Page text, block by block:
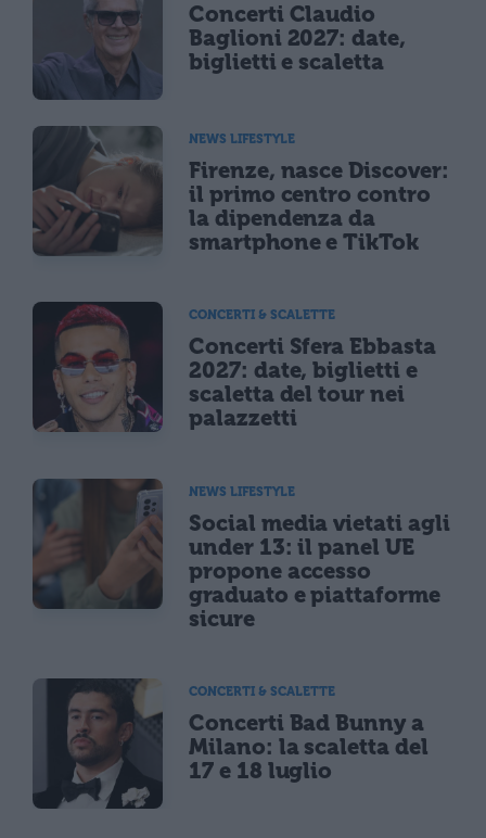
Concerti Claudio
Baglioni 2027: date,
biglietti e scaletta
NEWS LIFESTYLE
Firenze, nasce Discover:
il primo centro contro
la dipendenza da
smartphone e TikTok
CONCERTI & SCALETTE
Concerti Sfera Ebbasta
2027: date, biglietti e
scaletta del tour nei
palazzetti
NEWS LIFESTYLE
Social media vietati agli
under 13: il panel UE
propone accesso
graduato e piattaforme
sicure
CONCERTI & SCALETTE
Concerti Bad Bunny a
Milano: la scaletta del
17 e 18 luglio